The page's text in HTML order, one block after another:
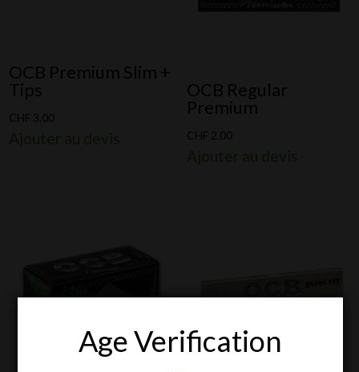
OCB Premium Slim +
Tips
CHF 3.00
OCB Regular
Premium
CHF 2.00
Age Verification